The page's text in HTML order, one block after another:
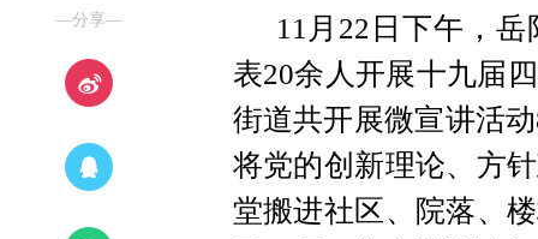
—分享—
11月22日下午，
表20余人开展十九届
街道共开展微宣讲活
将党的创新理论、方
堂搬进社区、院落、